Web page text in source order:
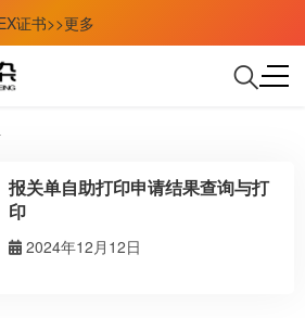
证书>>更多
报关单自助打印申请结果查询与打
印
2024年12月12日